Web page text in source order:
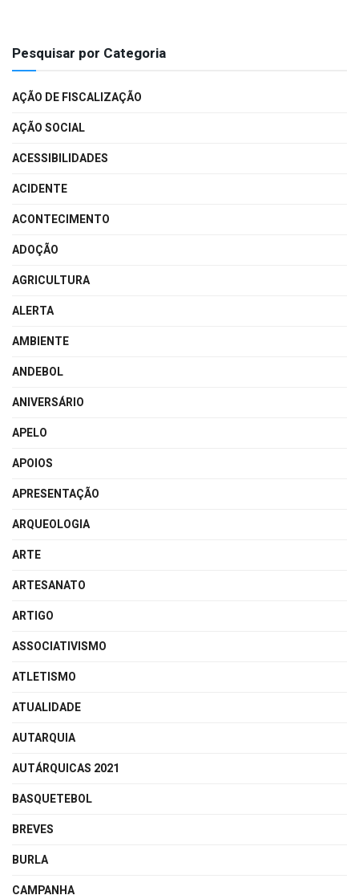
Pesquisar por Categoria
AÇÃO DE FISCALIZAÇÃO
AÇÃO SOCIAL
ACESSIBILIDADES
ACIDENTE
ACONTECIMENTO
ADOÇÃO
AGRICULTURA
ALERTA
AMBIENTE
ANDEBOL
ANIVERSÁRIO
APELO
APOIOS
APRESENTAÇÃO
ARQUEOLOGIA
ARTE
ARTESANATO
ARTIGO
ASSOCIATIVISMO
ATLETISMO
ATUALIDADE
AUTARQUIA
AUTÁRQUICAS 2021
BASQUETEBOL
BREVES
BURLA
CAMPANHA